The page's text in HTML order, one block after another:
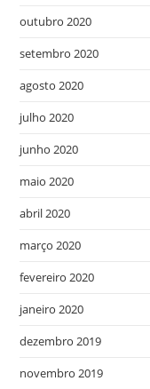
outubro 2020
setembro 2020
agosto 2020
julho 2020
junho 2020
maio 2020
abril 2020
março 2020
fevereiro 2020
janeiro 2020
dezembro 2019
novembro 2019